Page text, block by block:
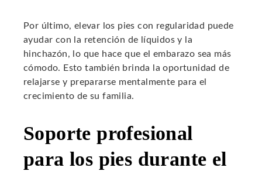
Por último, elevar los pies con regularidad puede
ayudar con la retención de líquidos y la
hinchazón, lo que hace que el embarazo sea más
cómodo. Esto también brinda la oportunidad de
relajarse y prepararse mentalmente para el
crecimiento de su familia.
Soporte profesional
para los pies durante el